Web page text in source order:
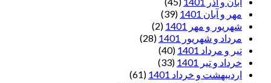
مهر و آبان 1401
(39)
شهریور و مهر 1401
(2)
مرداد و شهریور 1401
(28)
تیر و مرداد 1401
(40)
خرداد و تیر 1401
(33)
اردیبهشت و خرداد 1401
(61)